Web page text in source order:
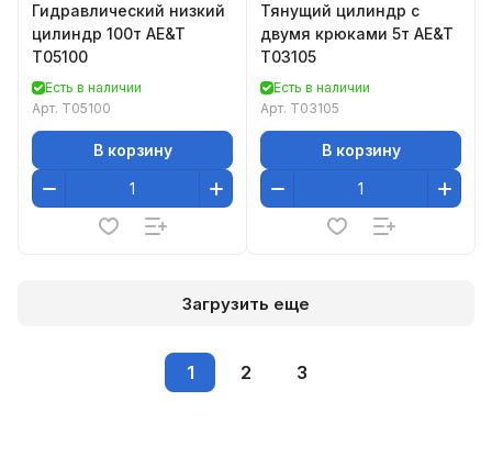
Гидравлический низкий
цилиндр 100т AE&T
T05100
Есть в наличии
Арт. T05100
В корзину
Тянущий цилиндр с
двумя крюками 5т AE&T
T03105
Есть в наличии
Арт. T03105
В корзину
Загрузить еще
1 2 3